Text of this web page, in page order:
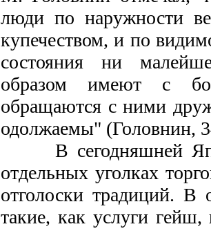
люди по наружности
купечеством, и по
состояния ни
образом имеют с
обращаются с ними
одолжаемы" (Головнин,
В сегодняшней
отдельных уголках
отголоски традиций. В
такие, как услуги